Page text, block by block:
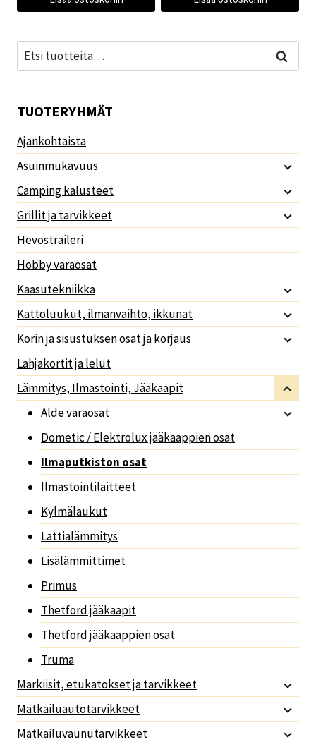
Etsi: Haku
TUOTERYHMÄT
Ajankohtaista
Asuinmukavuus
Camping kalusteet
Grillit ja tarvikkeet
Hevostraileri
Hobby varaosat
Kaasutekniikka
Kattoluukut, ilmanvaihto, ikkunat
Korin ja sisustuksen osat ja korjaus
Lahjakortit ja lelut
Lämmitys, Ilmastointi, Jääkaapit
Alde varaosat
Dometic / Elektrolux jääkaappien osat
Ilmaputkiston osat
Ilmastointilaitteet
Kylmälaukut
Lattialämmitys
Lisälämmittimet
Primus
Thetford jääkaapit
Thetford jääkaappien osat
Truma
Markiisit, etukatokset ja tarvikkeet
Matkailuautotarvikkeet
Matkailuvaunutarvikkeet